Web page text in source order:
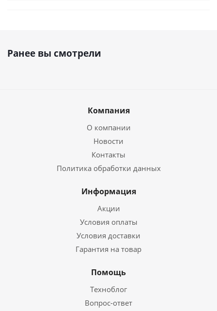
Ранее вы смотрели
Компания
О компании
Новости
Контакты
Политика обработки данных
Информация
Акции
Условия оплаты
Условия доставки
Гарантия на товар
Помощь
Техноблог
Вопрос-ответ